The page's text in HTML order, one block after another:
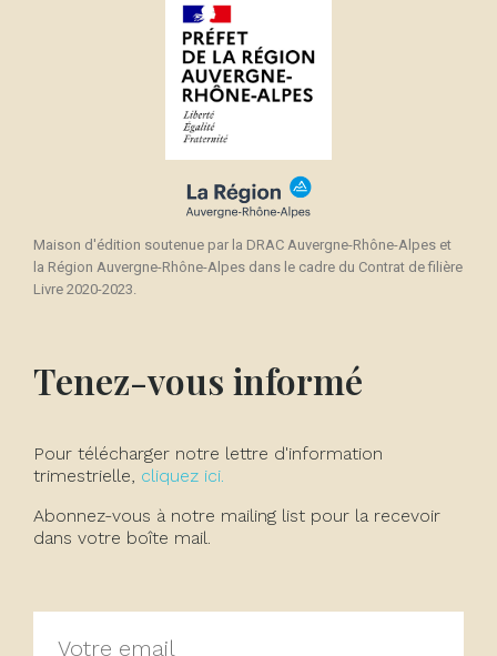
Maison d'édition soutenue par la DRAC Auvergne-Rhône-Alpes et
la Région Auvergne-Rhône-Alpes dans le cadre du Contrat de filière
Livre 2020-2023.
Tenez-vous informé
Pour télécharger notre lettre d'information
trimestrielle, cliquez ici.
Abonnez-vous à notre mailing list pour la recevoir
dans votre boîte mail.